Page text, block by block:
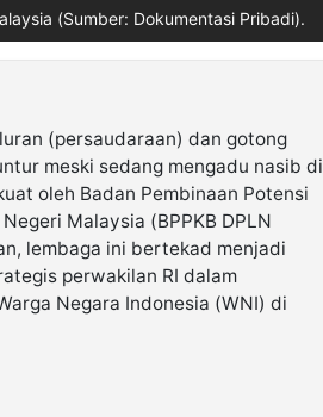
(Sumber: Dokumentasi Pribadi).
(persaudaraan) dan gotong
meski sedang mengadu nasib di
oleh Badan Pembinaan Potensi
Malaysia (BPPKB DPLN
lembaga ini bertekad menjadi
perwakilan RI dalam
Negara Indonesia (WNI) di